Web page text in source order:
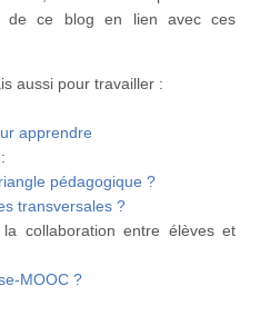
de ce blog en lien avec ces
aussi pour travailler :
apprendre
pédagogique ?
transversales ?
collaboration entre élèves et
MOOC ?